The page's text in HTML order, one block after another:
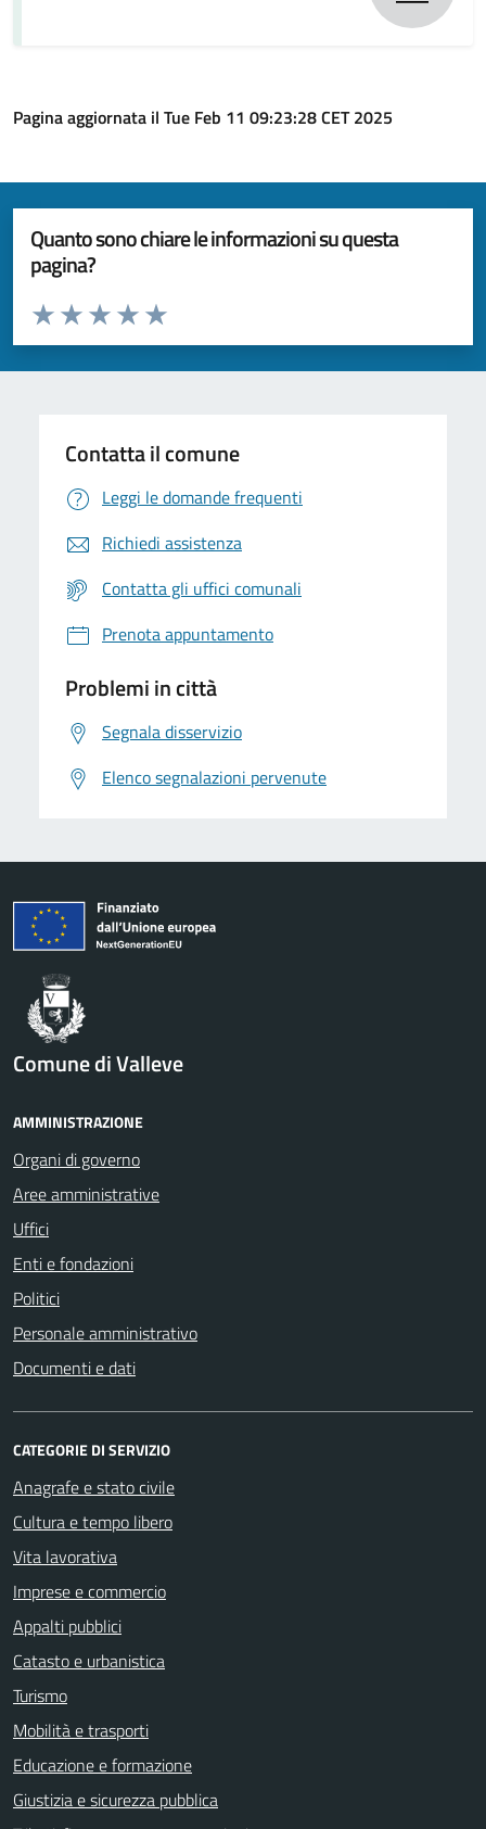
Pagina aggiornata il Tue Feb 11 09:23:28 CET 2025
Quanto sono chiare le informazioni su questa
pagina?
Valuta da 1 a 5 stelle la pagina
Valuta 5 stelle su 5
Valuta 4 stelle su 5
Valuta 3 stelle su 5
Valuta 2 stelle su 5
Valuta 1 stelle su 5
Contatta il comune
Leggi le domande frequenti
Richiedi assistenza
Contatta gli uffici comunali
Prenota appuntamento
Problemi in città
Segnala disservizio
Elenco segnalazioni pervenute
Comune di Valleve
AMMINISTRAZIONE
Organi di governo
Aree amministrative
Uffici
Enti e fondazioni
Politici
Personale amministrativo
Documenti e dati
CATEGORIE DI SERVIZIO
Anagrafe e stato civile
Cultura e tempo libero
Vita lavorativa
Imprese e commercio
Appalti pubblici
Catasto e urbanistica
Turismo
Mobilità e trasporti
Educazione e formazione
Giustizia e sicurezza pubblica